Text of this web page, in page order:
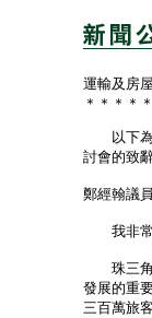
運輸及房
＊＊＊＊
以下為
討會的致
鄭經翰議
我非常
珠三角
發展的重
三百萬旅